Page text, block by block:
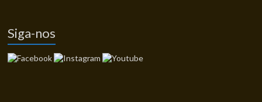
Siga-nos